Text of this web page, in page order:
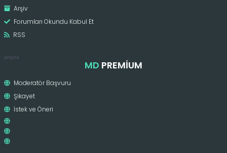
Arşiv
Forumları Okundu Kabul Et
RSS
pergola
MD PREMIUM
Moderatör Başvuru
Şikayet
İstek ve Öneri